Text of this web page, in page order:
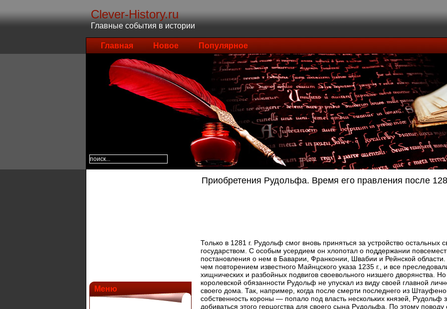
Clever-History.ru
Главные события в истории
Главная Новое Популярное
Меню
Приобретения Рудольфа. Время его правления после
Только в 1281 г. Рудольф смог вновь приняться за устройство остальных
государством. С особым усердием он хлопотал о поддержании
постановления о нем в Баварии, Франконии, Швабии и Рейнской
чем повторением известного Майнцского указа 1235 г., и все
хищнических и разбойных подвигов своевольного низшего дворянства.
королевской обязанности Рудольф не упускал из виду своей главной
своего дома. Так, например, когда после смерти последнего из
собственность короны — попало под власть нескольких князей, Рудольф
добиваться этого герцогства для своего сына Рудольфа. По этому